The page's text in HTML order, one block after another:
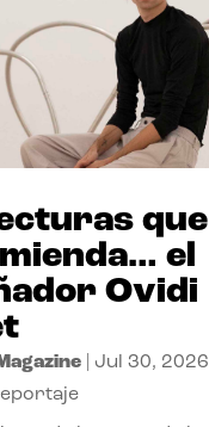
que
el
Ovidi
| Jul 30, 2026